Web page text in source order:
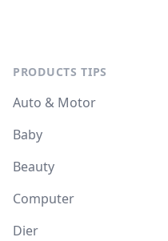
PRODUCTS TIPS
Auto & Motor
Baby
Beauty
Computer
Dier